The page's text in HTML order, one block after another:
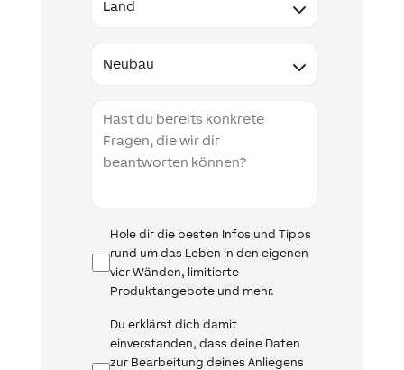
Infomail
Hole dir die besten Infos und Tipps
rund um das Leben in den eigenen
vier Wänden, limitierte
Produktangebote und mehr.
Datenschutz
Du erklärst dich damit
einverstanden, dass deine Daten
zur Bearbeitung deines Anliegens